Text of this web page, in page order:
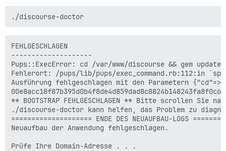
FEHLGESCHLAGEN
--------------------
Pups::ExecError: cd /var/www/discourse && gem
Fehlerort: /pups/lib/pups/exec_command.rb:112:in
Ausführung fehlgeschlagen mit den Parametern
** BOOTSTRAP FEHLGESCHLAGEN ** Bitte scrollen
./discourse-doctor kann helfen, das Problem zu
==================== ENDE DES NEUAUFBAU-LOGS
Neuaufbau der Anwendung fehlgeschlagen.
Prüfe Ihre Domain-Adresse . . .